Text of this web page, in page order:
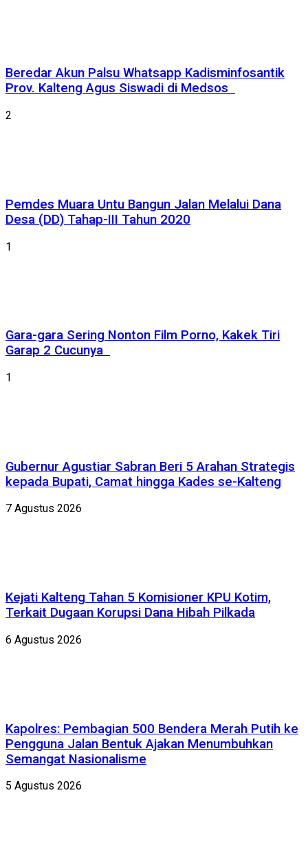
Beredar Akun Palsu Whatsapp Kadisminfosantik
Prov. Kalteng Agus Siswadi di Medsos
2
Pemdes Muara Untu Bangun Jalan Melalui Dana
Desa (DD) Tahap-III Tahun 2020
1
Gara-gara Sering Nonton Film Porno, Kakek Tiri
Garap 2 Cucunya
1
Gubernur Agustiar Sabran Beri 5 Arahan Strategis
kepada Bupati, Camat hingga Kades se-Kalteng
7 Agustus 2026
Kejati Kalteng Tahan 5 Komisioner KPU Kotim,
Terkait Dugaan Korupsi Dana Hibah Pilkada
6 Agustus 2026
Kapolres: Pembagian 500 Bendera Merah Putih ke
Pengguna Jalan Bentuk Ajakan Menumbuhkan
Semangat Nasionalisme
5 Agustus 2026